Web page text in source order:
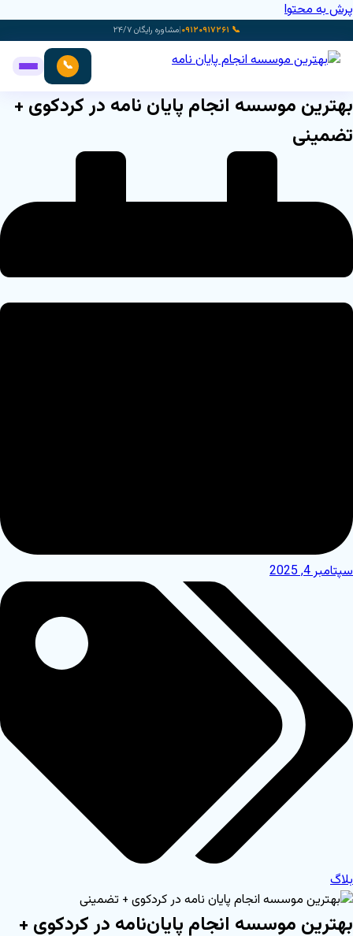
پرش به محتوا
📞 ۰۹۱۲۰۹۱۷۲۶۱ |مشاوره رایگان ۲۴/۷
📞
بهترین موسسه انجام پایان نامه در کردکوی +
تضمینی
سپتامبر 4, 2025
بلاگ
بهترین موسسه انجام پایان‌نامه در کردکوی +